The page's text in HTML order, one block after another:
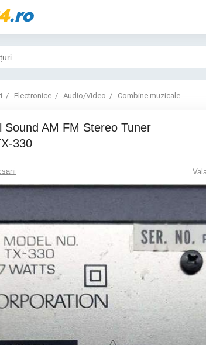
.ro
Electronice Audio/Video Combine muzicale
Sound AM FM Stereo Tuner
330